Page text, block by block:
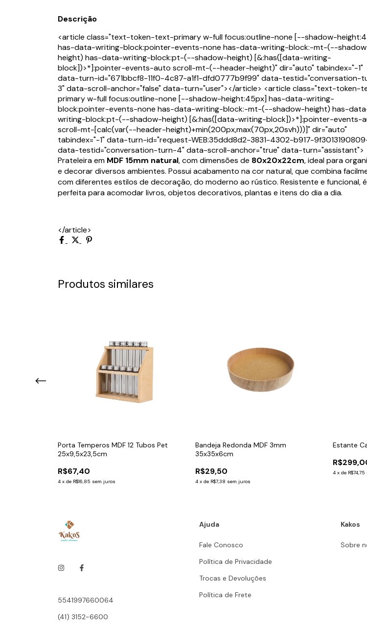
Descrição
<article class="text-token-text-primary w-full focus:outline-none [--shadow-
has-data-writing-block:pointer-events-none has-data-writing-block:-mt-(--
height) has-data-writing-block:pt-(--shadow-height) [&:has([data-writing-
block])>*]:pointer-events-auto scroll-mt-(--header-height)" dir="auto" tabindex="-1"
data-turn-id="671bbcf8-11f0-4c87-a1f1-dfd0777b9f99" data-testid="conversation-
3" data-scroll-anchor="false" data-turn="user"></article> <article class="text-token-
primary w-full focus:outline-none [--shadow-height:45px] has-data-writing-
block:pointer-events-none has-data-writing-block:-mt-(--shadow-height) has-
writing-block:pt-(--shadow-height) [&:has([data-writing-block])>*]:pointer-events-
scroll-mt-[calc(var(--header-height)+min(200px,max(70px,20svh)))]" dir="auto"
tabindex="-1" data-turn-id="request-WEB:35ddd8d2-3831-4302-b917-
data-testid="conversation-turn-4" data-scroll-anchor="true" data-turn="assistant">
Prateleira em MDF 15mm natural, com dimensões de 80x20x22cm, ideal para
e decorar diversos ambientes. Possui acabamento na cor natural, que combina
com diferentes estilos de decoração, do moderno ao rústico. Resistente e funcional, é
perfeita para acomodar livros, objetos decorativos, plantas e itens do dia a dia.
</article>
Produtos similares
Porta Temperos MDF 12 Tubos Pet
25x9,5x23,5cm
R$67,40
4 x de R$16,85 sem juros
Bandeja Redonda MDF 3mm
35x35x6cm
R$29,50
4 x de R$7,38 sem juros
Estante
4 x de R$74,75
5541997660064
(41) 3152-6600
Ajuda
Fale Conosco
Política de Privacidade
Trocas e Devoluções
Política de Frete
Kakos
Sobre